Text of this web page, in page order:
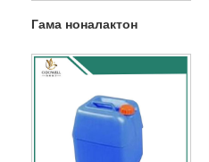
Гама ноналактон